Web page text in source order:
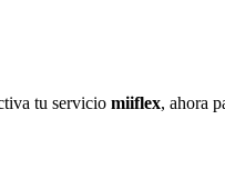
tu servicio miiflex, ahora